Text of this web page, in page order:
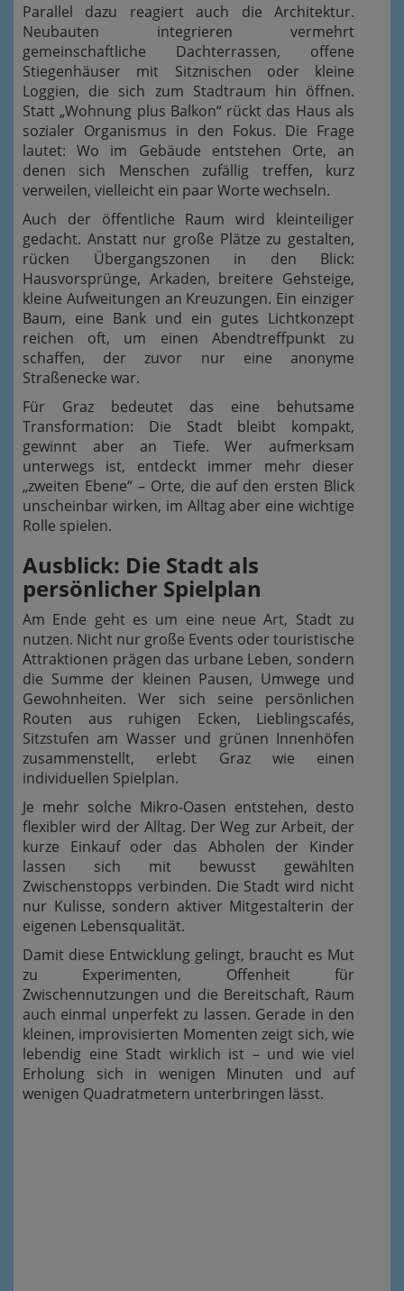
Parallel dazu reagiert auch die Architektur.
Neubauten integrieren vermehrt
gemeinschaftliche Dachterrassen, offene
Stiegenhäuser mit Sitznischen oder kleine
Loggien, die sich zum Stadtraum hin öffnen.
Statt „Wohnung plus Balkon“ rückt das Haus als
sozialer Organismus in den Fokus. Die Frage
lautet: Wo im Gebäude entstehen Orte, an
denen sich Menschen zufällig treffen, kurz
verweilen, vielleicht ein paar Worte wechseln.
Auch der öffentliche Raum wird kleinteiliger
gedacht. Anstatt nur große Plätze zu gestalten,
rücken Übergangszonen in den Blick:
Hausvorsprünge, Arkaden, breitere Gehsteige,
kleine Aufweitungen an Kreuzungen. Ein einziger
Baum, eine Bank und ein gutes Lichtkonzept
reichen oft, um einen Abendtreffpunkt zu
schaffen, der zuvor nur eine anonyme
Straßenecke war.
Für Graz bedeutet das eine behutsame
Transformation: Die Stadt bleibt kompakt,
gewinnt aber an Tiefe. Wer aufmerksam
unterwegs ist, entdeckt immer mehr dieser
„zweiten Ebene“ – Orte, die auf den ersten Blick
unscheinbar wirken, im Alltag aber eine wichtige
Rolle spielen.
Ausblick: Die Stadt als
persönlicher Spielplan
Am Ende geht es um eine neue Art, Stadt zu
nutzen. Nicht nur große Events oder touristische
Attraktionen prägen das urbane Leben, sondern
die Summe der kleinen Pausen, Umwege und
Gewohnheiten. Wer sich seine persönlichen
Routen aus ruhigen Ecken, Lieblingscafés,
Sitzstufen am Wasser und grünen Innenhöfen
zusammenstellt, erlebt Graz wie einen
individuellen Spielplan.
Je mehr solche Mikro-Oasen entstehen, desto
flexibler wird der Alltag. Der Weg zur Arbeit, der
kurze Einkauf oder das Abholen der Kinder
lassen sich mit bewusst gewählten
Zwischenstopps verbinden. Die Stadt wird nicht
nur Kulisse, sondern aktiver Mitgestalterin der
eigenen Lebensqualität.
Damit diese Entwicklung gelingt, braucht es Mut
zu Experimenten, Offenheit für
Zwischennutzungen und die Bereitschaft, Raum
auch einmal unperfekt zu lassen. Gerade in den
kleinen, improvisierten Momenten zeigt sich, wie
lebendig eine Stadt wirklich ist – und wie viel
Erholung sich in wenigen Minuten und auf
wenigen Quadratmetern unterbringen lässt.